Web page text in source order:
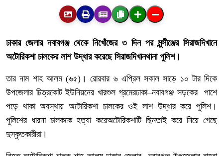
ঢাকার জেলার নবাবগঞ্জ থেকে নিখোঁজের ৩ দিন পর মুন্সীঞ্জের সিরাজদিখানে
অটোরিকশা চালকের লাশ উদ্ধার করেছে সিরাজদিখানথানা পুলিশ।
তার নাম শাহ আলম(৬৫) । রোরবার ৬ এপ্রিল সকাল সাড়ে ১০ টার দিকে
উপজেলার চিত্রকোট ইউনিয়নের খারশুল গ্রমেরঢাকা–নবাবগঞ্জ সড়কের
পাশে
পড়ে থাকা অবস্থায় অটোরিকশা চালকের ওই লাশ উদ্ধার করে পুলিশ।
পুলিশের ধারনা চালককে হত্যা করেঅটোরিকশাটি ছিনতাই করে নিয়ে গেছে
দুস্কৃতকারীরা।